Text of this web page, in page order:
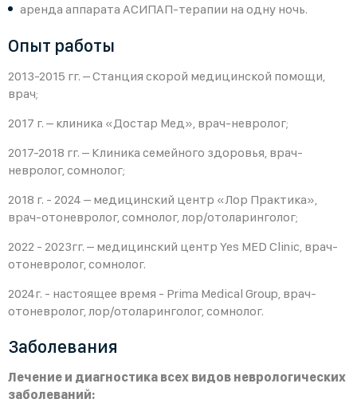
аренда аппарата АСИПАП-терапии на одну ночь.
Опыт работы
2013-2015 гг. – Станция скорой медицинской помощи,
врач;
2017 г. – клиника «Достар Мед», врач-невролог;
2017-2018 гг. – Клиника семейного здоровья, врач-
невролог, сомнолог;
2018 г. - 2024 – медицинский центр «Лор Практика»,
врач-отоневролог, сомнолог, лор/отоларинголог;
2022 - 2023гг. – медицинский центр Yes MED Clinic, врач-
отоневролог, сомнолог.
2024г. - настоящее время - Prima Medical Group, врач-
отоневролог, лор/отоларинголог, сомнолог.
Заболевания
Лечение и диагностика всех видов неврологических
заболеваний: